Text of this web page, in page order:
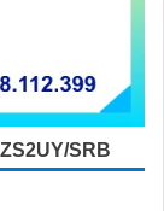
SRB